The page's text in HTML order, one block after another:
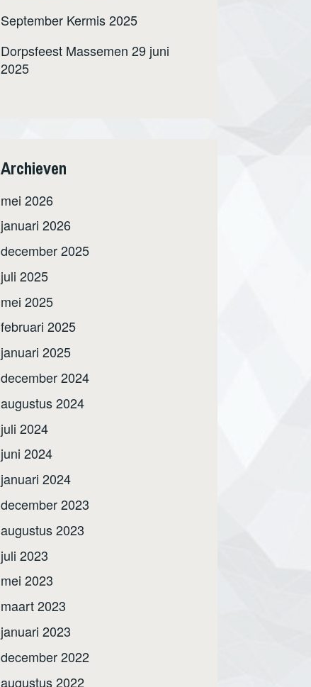
September Kermis 2025
Dorpsfeest Massemen 29 juni
2025
Archieven
mei 2026
januari 2026
december 2025
juli 2025
mei 2025
februari 2025
januari 2025
december 2024
augustus 2024
juli 2024
juni 2024
januari 2024
december 2023
augustus 2023
juli 2023
mei 2023
maart 2023
januari 2023
december 2022
augustus 2022